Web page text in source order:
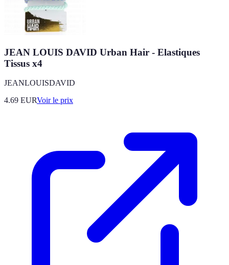
JEAN LOUIS DAVID Urban Hair - Elastiques
Tissus x4
JEANLOUISDAVID
4.69 EURVoir le prix